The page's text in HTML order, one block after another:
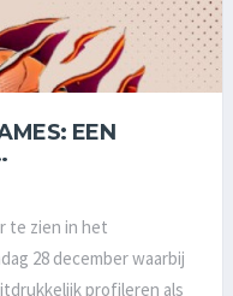
EEN
te zien in het
28 december waarbij
profileren als